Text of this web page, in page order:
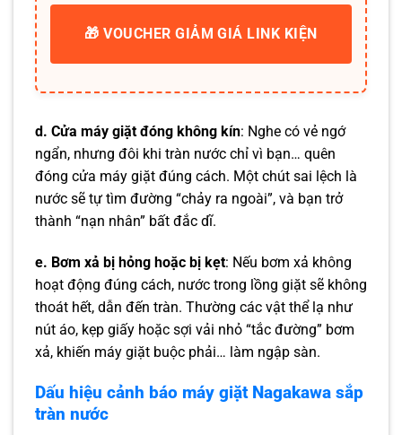
🎁 VOUCHER GIẢM GIÁ LINK KIỆN
d. Cửa máy giặt đóng không kín: Nghe có vẻ ngớ
ngẩn, nhưng đôi khi tràn nước chỉ vì bạn… quên
đóng cửa máy giặt đúng cách. Một chút sai lệch là
nước sẽ tự tìm đường “chảy ra ngoài”, và bạn trở
thành “nạn nhân” bất đắc dĩ.
e. Bơm xả bị hỏng hoặc bị kẹt: Nếu bơm xả không
hoạt động đúng cách, nước trong lồng giặt sẽ không
thoát hết, dẫn đến tràn. Thường các vật thể lạ như
nút áo, kẹp giấy hoặc sợi vải nhỏ “tắc đường” bơm
xả, khiến máy giặt buộc phải… làm ngập sàn.
Dấu hiệu cảnh báo máy giặt Nagakawa sắp
tràn nước